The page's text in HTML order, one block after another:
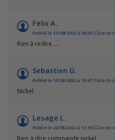
Felix A.
Publié le 17/09/2022 à 09:55(Date de
Rien à redire.....
Sebastien G.
Publié le 10/08/2022 à 19:47(Date de
Nickel
Lesage L.
Publié le 22/05/2022 à 12:30(Date de